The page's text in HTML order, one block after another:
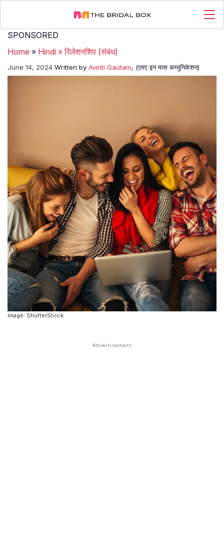
SPONSORED
Home » Hindi »रिलेशनशिप (संबंध)
June 14, 2024 Written by Aviriti Gautam, (एमए इन मास कम्युनिकेशन)
Image: ShutterStock